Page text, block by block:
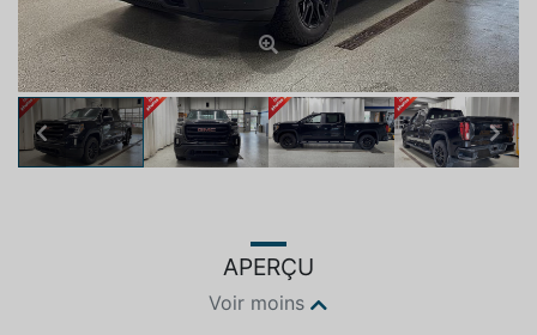
Previous Next
APERÇU
Voir moins